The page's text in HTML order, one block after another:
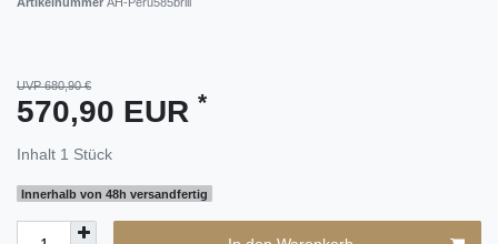
UVP 680,90 €
570,90 EUR *
Inhalt 1 Stück
Innerhalb von 48h versandfertig